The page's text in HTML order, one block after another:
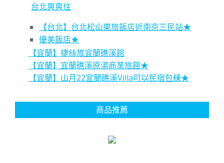
台北爽爽住
【台北】台北松山東旅飯店近南京三民站★
優美飯店★
【宜蘭】捷絲旅宜蘭礁溪館
【宜蘭】宜蘭礁溪原湯商業旅館★
【宜蘭】山月22宜蘭礁溪Villa可以民宿包棟★
商品推薦